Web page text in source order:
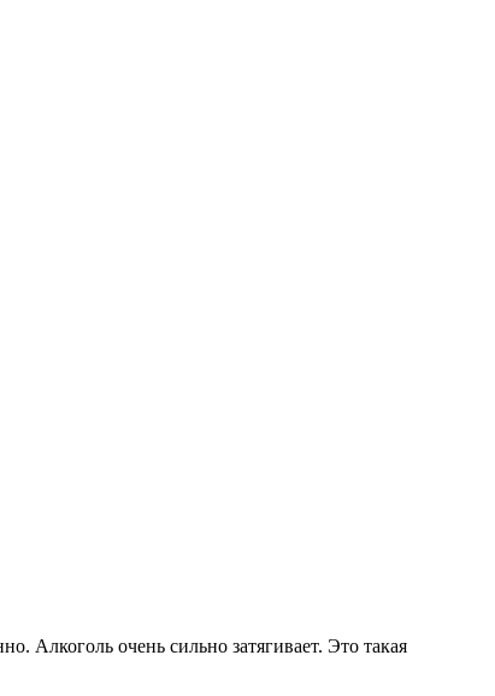
Алкоголь очень сильно затягивает. Это такая